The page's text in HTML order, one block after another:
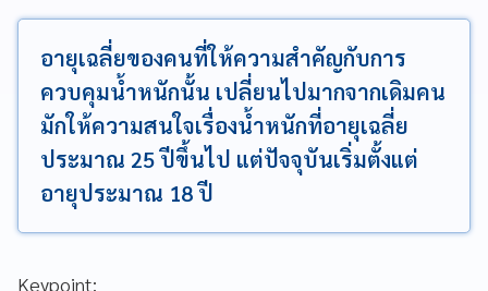
อายุเฉลี่ยของคนที่ให้ความสำคัญกับการ
ควบคุมน้ำหนักนั้น เปลี่ยนไปมากจากเดิมคน
มักให้ความสนใจเรื่องน้ำหนักที่อายุเฉลี่ย
ประมาณ 25 ปีขึ้นไป แต่ปัจจุบันเริ่มตั้งแต่
อายุประมาณ 18 ปี
Keypoint: